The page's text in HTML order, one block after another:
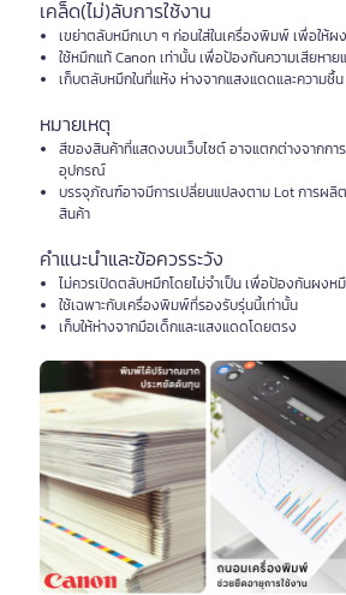
เคล็ด(ไม่)ลับการใช้งาน
เขย่าตลับหมึกเบา ๆ ก่อนใส่ในเครื่องพิมพ์ เพื่อให้
ใช้หมึกแท้ Canon เท่านั้น เพื่อป้องกันความเสียห
เก็บตลับหมึกในที่แห้ง ห่างจากแสงแดดและความชื้น
หมายเหตุ
สีของสินค้าที่แสดงบนเว็บไซต์ อาจแตกต่างจากกา
อุปกรณ์
บรรจุภัณฑ์อาจมีการเปลี่ยนแปลงตาม Lot การผ
สินค้า
คำแนะนำและข้อควรระวัง
ไม่ควรเปิดตลับหมึกโดยไม่จำเป็น เพื่อป้องกันผงห
ใช้เฉพาะกับเครื่องพิมพ์ที่รองรับรุ่นนี้เท่านั้น
เก็บให้ห่างจากมือเด็กและแสงแดดโดยตรง